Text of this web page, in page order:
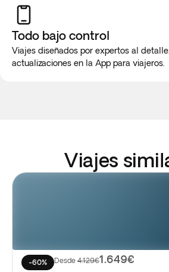
Todo bajo control
Viajes diseñados por expertos al detalle,
actualizaciones en la App para viajeros.
Viajes
-60% Desde 4.129€1.649€